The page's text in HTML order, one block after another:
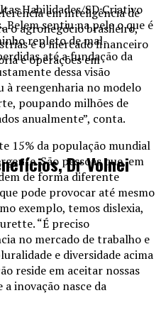
Habilidades/SD Criativo
Belem sentiu na pele o que é
repleto de mal-
até a fundação da
dessa visão
à reengenharia no modelo
poupando milhões de
anualmente”, conta.
15% da população mundial
São pessoas que, em
de forma diferente
pode provocar até mesmo
exemplo, temos dislexia,
“É preciso
no mercado de trabalho e
e diversidade acima
reside em aceitar nossas
inovação nasce da
em inteligência de
o agronegócio brasileiro,
e o mercado financeiro
e operações em
Dr Volnei